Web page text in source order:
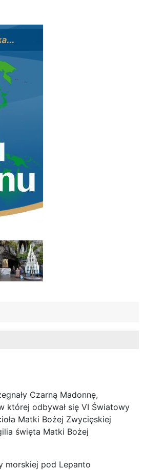
Czarną Madonnę,
której odbywał się VI Światowy
Matki Bożej Zwycięskiej
święta Matki Bożej
morskiej pod Lepanto